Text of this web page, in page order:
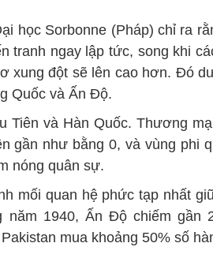
học Sorbonne (Pháp) chỉ ra
tranh ngay lập tức, song khi
xung đột sẽ lên cao hơn. Đó
Quốc và Ấn Độ.
Tiên và Hàn Quốc. Thương
gần như bằng 0, và vùng phi
nóng quân sự.
mối quan hệ phức tạp nhất
năm 1940, Ấn Độ chiếm gần
mua khoảng 50% số